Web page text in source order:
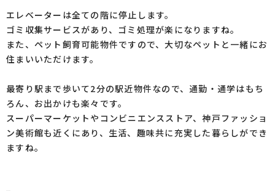
エレベーターは全ての階に停止します。
ゴミ収集サービスがあり、ゴミ処理が楽になりますね。
また、ペット飼育可能物件ですので、大切なペットと一緒にお
住まいいただけます。
最寄り駅まで歩いて2分の駅近物件なので、通勤・通学はもち
ろん、お出かけも楽々です。
スーパーマーケットやコンビニエンスストア、神戸ファッショ
ン美術館も近くにあり、生活、趣味共に充実した暮らしができ
ますね。